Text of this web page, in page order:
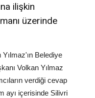
ilişkin
üzerinde
Belediye
Volkan Yılmaz
verdiği cevap
ayı içerisinde Silivri